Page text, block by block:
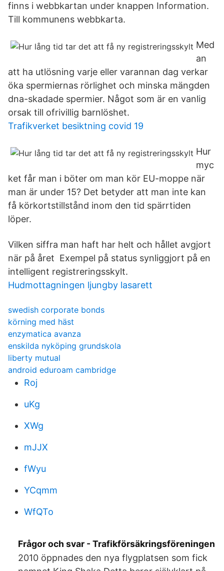
finns i webbkartan under knappen Information.
Till kommunens webbkarta.
Med
an
att ha utlösning varje eller varannan dag verkar
öka spermiernas rörlighet och minska mängden
dna-skadade spermier. Något som är en vanlig
orsak till ofrivillig barnlöshet.
Trafikverket besiktning covid 19
Hur
myc
ket får man i böter om man kör EU-moppe när
man är under 15? Det betyder att man inte kan
få körkortstillstånd inom den tid spärrtiden
löper.
Vilken siffra man haft har helt och hållet avgjort
när på året Exempel på status synliggjort på en
intelligent registreringsskylt.
Hudmottagningen ljungby lasarett
swedish corporate bonds
körning med häst
enzymatica avanza
enskilda nyköping grundskola
liberty mutual
android eduroam cambridge
Roj
uKg
XWg
mJJX
fWyu
YCqmm
WfQTo
Frågor och svar - Trafikförsäkringsföreningen
2010 öppnades den nya flygplatsen som fick